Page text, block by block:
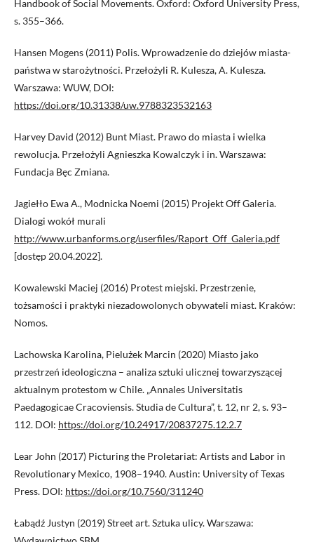
Handbook of Social Movements. Oxford: Oxford University Press,
s. 355–366.
Hansen Mogens (2011) Polis. Wprowadzenie do dziejów miasta-
państwa w starożytności. Przełożyli R. Kulesza, A. Kulesza.
Warszawa: WUW, DOI:
https://doi.org/10.31338/uw.9788323532163
Harvey David (2012) Bunt Miast. Prawo do miasta i wielka
rewolucja. Przełożyli Agnieszka Kowalczyk i in. Warszawa:
Fundacja Bęc Zmiana.
Jagiełło Ewa A., Modnicka Noemi (2015) Projekt Off Galeria.
Dialogi wokół murali
http://www.urbanforms.org/userfiles/Raport_Off_Galeria.pdf
[dostęp 20.04.2022].
Kowalewski Maciej (2016) Protest miejski. Przestrzenie,
tożsamości i praktyki niezadowolonych obywateli miast. Kraków:
Nomos.
Lachowska Karolina, Pielużek Marcin (2020) Miasto jako
przestrzeń ideologiczna – analiza sztuki ulicznej towarzyszącej
aktualnym protestom w Chile. „Annales Universitatis
Paedagogicae Cracoviensis. Studia de Cultura”, t. 12, nr 2, s. 93–
112. DOI: https://doi.org/10.24917/20837275.12.2.7
Lear John (2017) Picturing the Proletariat: Artists and Labor in
Revolutionary Mexico, 1908–1940. Austin: University of Texas
Press. DOI: https://doi.org/10.7560/311240
Łabądź Justyn (2019) Street art. Sztuka ulicy. Warszawa: